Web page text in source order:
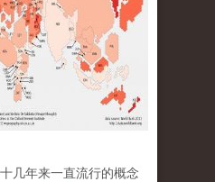
几年来一直流行的概念